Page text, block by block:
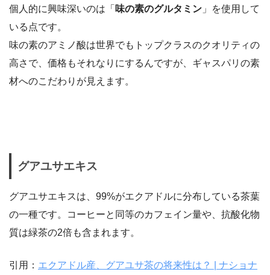
個人的に興味深いのは「 味の素のグルタミン 」を使用して
いる点です。
味の素のアミノ酸は世界でもトップクラスのクオリティの
高さで、価格もそれなりにするんですが、ギャスパリの素
材へのこだわりが見えます。
グアユサエキス
グアユサエキスは、99%がエクアドルに分布している茶葉
の一種です。コーヒーと同等のカフェイン量や、抗酸化物
質は緑茶の2倍も含まれます。
引用： エクアドル産、グアユサ茶の将来性は？ | ナショナ